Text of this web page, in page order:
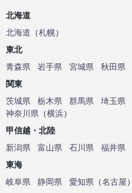
北海道
北海道 （札幌）
東北
青森県
岩手県 宮城県 秋田県
関東
茨城県
栃木県 群馬県 埼玉県
神奈川県 （横浜）
甲信越・北陸
新潟県
富山県 石川県 福井県
東海
岐阜県
静岡県 愛知県 （名古屋）